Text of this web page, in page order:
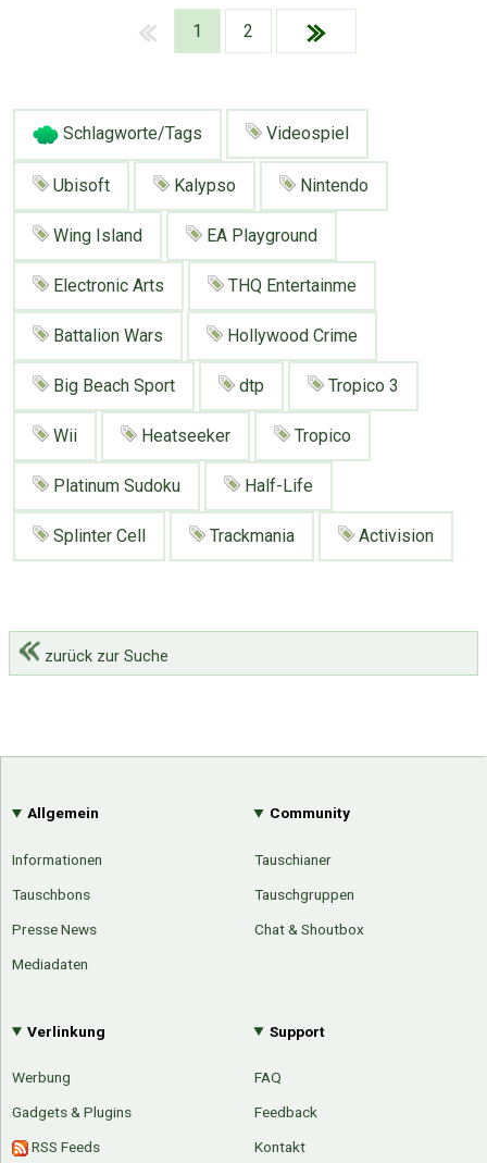
1 2
Schlagworte/Tags Videospiel
Ubisoft Kalypso Nintendo
Wing Island EA Playground
Electronic Arts THQ Entertainme
Battalion Wars Hollywood Crime
Big Beach Sport dtp Tropico 3
Wii Heatseeker Tropico
Platinum Sudoku Half-Life
Splinter Cell Trackmania Activision
zurück zur Suche
Allgemein
Informationen
Tauschbons
Presse News
Mediadaten
Community
Tauschianer
Tauschgruppen
Chat & Shoutbox
Verlinkung
Werbung
Gadgets & Plugins
RSS Feeds
Support
FAQ
Feedback
Kontakt